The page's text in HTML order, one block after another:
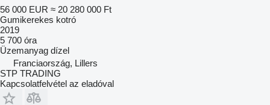
56 000 EUR ≈ 20 280 000 Ft
Gumikerekes kotró
2019
5 700 óra
Üzemanyag dízel
Franciaország, Lillers
STP TRADING
Kapcsolatfelvétel az eladóval